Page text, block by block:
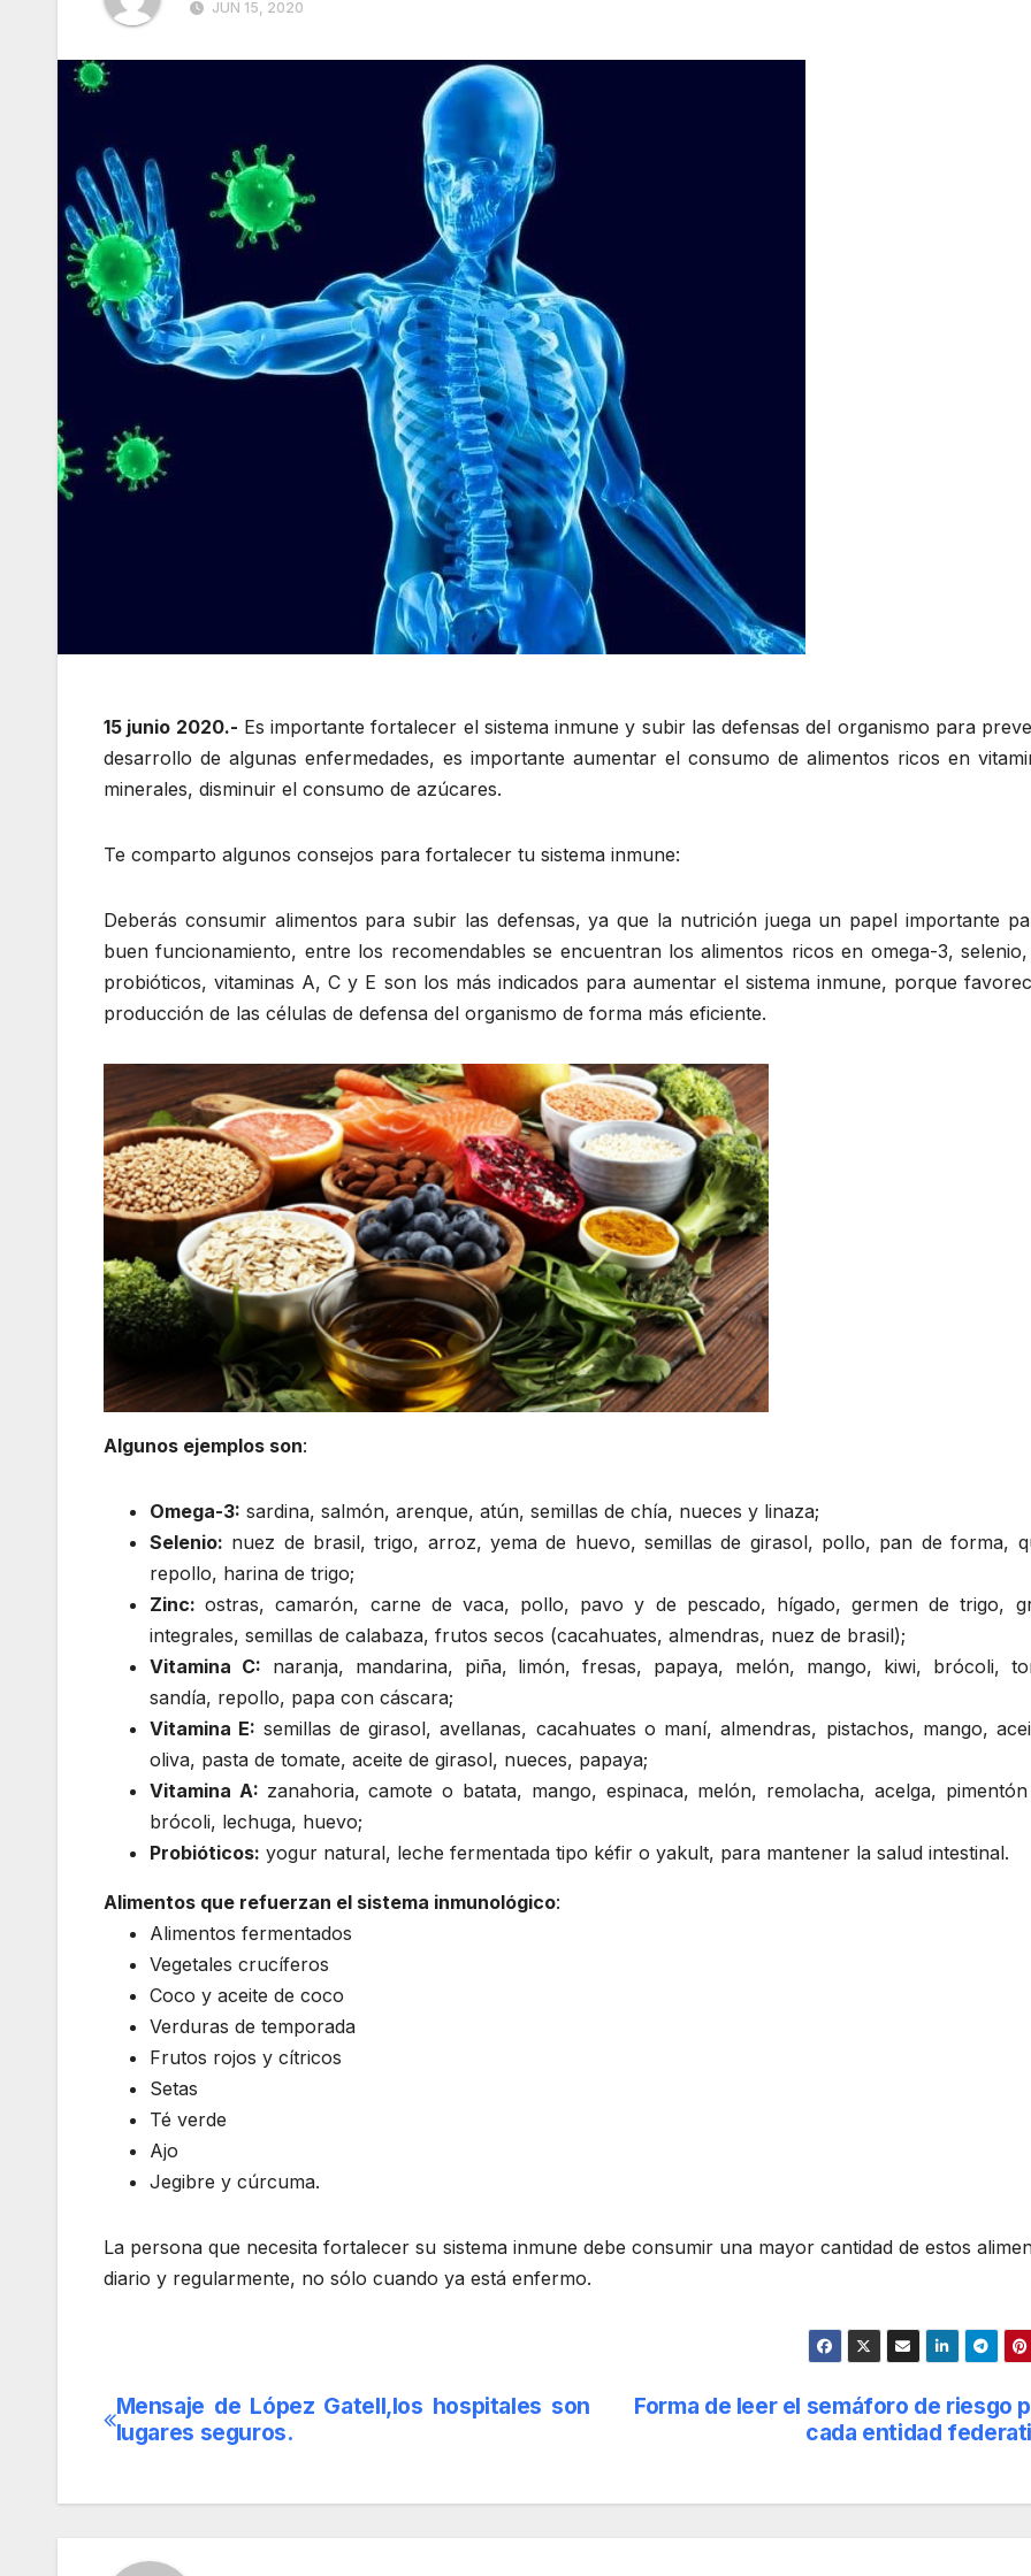
JUN 15, 2020
15 junio 2020.- Es importante fortalecer el sistema inmune y subir las defensas del organismo para
desarrollo de algunas enfermedades, es importante aumentar el consumo de alimentos ricos en
minerales, disminuir el consumo de azúcares.
Te comparto algunos consejos para fortalecer tu sistema inmune:
Deberás consumir alimentos para subir las defensas, ya que la nutrición juega un papel importante
buen funcionamiento, entre los recomendables se encuentran los alimentos ricos en omega-3,
probióticos, vitaminas A, C y E son los más indicados para aumentar el sistema inmune, porque
producción de las células de defensa del organismo de forma más eficiente.
Algunos ejemplos son:
Omega-3: sardina, salmón, arenque, atún, semillas de chía, nueces y linaza;
Selenio: nuez de brasil, trigo, arroz, yema de huevo, semillas de girasol, pollo, pan de forma,
repollo, harina de trigo;
Zinc:ostras, camarón, carne de vaca, pollo, pavo y de pescado, hígado, germen de trigo,
integrales, semillas de calabaza, frutos secos (cacahuates, almendras, nuez de brasil);
Vitamina C: naranja, mandarina, piña, limón, fresas, papaya, melón, mango, kiwi, brócoli,
sandía, repollo, papa con cáscara;
Vitamina E: semillas de girasol, avellanas, cacahuates o maní, almendras, pistachos, mango,
oliva, pasta de tomate, aceite de girasol, nueces, papaya;
Vitamina A: zanahoria, camote o batata, mango, espinaca, melón, remolacha, acelga,
brócoli, lechuga, huevo;
Probióticos: yogur natural, leche fermentada tipo kéfir o yakult, para mantener la salud intestinal.
Alimentos que refuerzan el sistema inmunológico:
Alimentos fermentados
Vegetales crucíferos
Coco y aceite de coco
Verduras de temporada
Frutos rojos y cítricos
Setas
Té verde
Ajo
Jegibre y cúrcuma.
La persona que necesita fortalecer su sistema inmune debe consumir una mayor cantidad de estos
diario y regularmente, no sólo cuando ya está enfermo.
Navegación
entradas
Forma de leer el semáforo de riesgo
cada entidad
Mensaje de López Gatell,los hospitales son
lugares seguros.